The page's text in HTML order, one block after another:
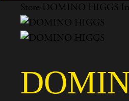
Store DOMINO HIGGS